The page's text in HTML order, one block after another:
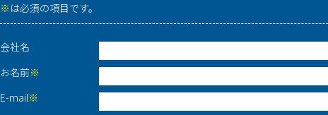
※ は必須の項目です。
会社名
お名前※
E-mail※